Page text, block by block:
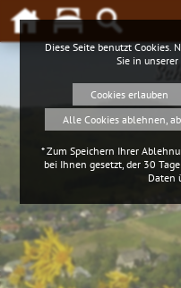
Diese Seite benutzt Cookies.
Sie in unserer
Cookies erlauben
Alle Cookies ablehnen,
* Zum Speichern Ihrer
bei Ihnen gesetzt, der 30
Daten